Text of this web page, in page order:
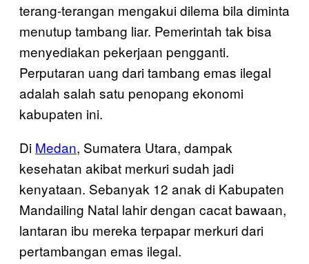
terang-terangan mengakui dilema bila diminta
menutup tambang liar. Pemerintah tak bisa
menyediakan pekerjaan pengganti.
Perputaran uang dari tambang emas ilegal
adalah salah satu penopang ekonomi
kabupaten ini.
Di Medan, Sumatera Utara, dampak
kesehatan akibat merkuri sudah jadi
kenyataan. Sebanyak 12 anak di Kabupaten
Mandailing Natal lahir dengan cacat bawaan,
lantaran ibu mereka terpapar merkuri dari
pertambangan emas ilegal.